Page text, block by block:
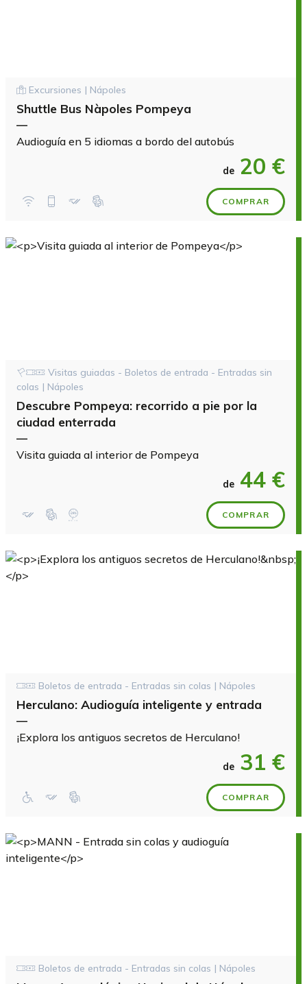
Excursiones | Nápoles
Shuttle Bus Nàpoles Pompeya
—
Audioguía en 5 idiomas a bordo del autobús
de 20 €
COMPRAR
Visitas guiadas - Boletos de entrada - Entradas sin
colas | Nápoles
Descubre Pompeya: recorrido a pie por la
ciudad enterrada
—
Visita guiada al interior de Pompeya
de 44 €
COMPRAR
Boletos de entrada - Entradas sin colas | Nápoles
Herculano: Audioguía inteligente y entrada
—
¡Explora los antiguos secretos de Herculano!
de 31 €
COMPRAR
Boletos de entrada - Entradas sin colas | Nápoles